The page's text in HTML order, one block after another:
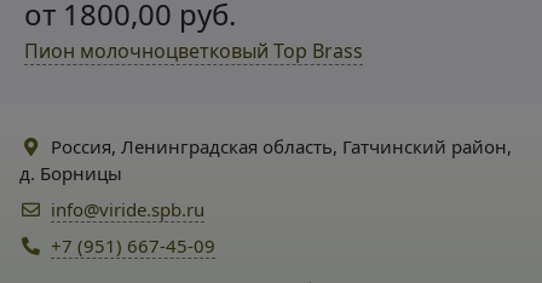
от 1800,00 руб.
Пион молочноцветковый Top Brass
Россия, Ленинградская область, Гатчинский район,
д. Борницы
info@viride.spb.ru
+7 (951) 667-45-09